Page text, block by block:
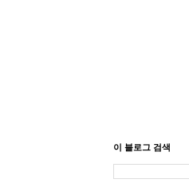
이 블로그 검색